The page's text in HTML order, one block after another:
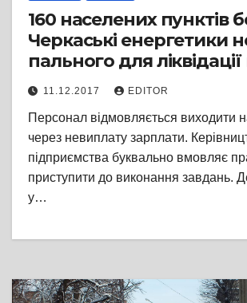
160 населених пунктів
Черкаські енергетики
пального для ліквідації
негоди
11.12.2017 EDITOR
Персонал відмовляється виходити
через невиплату зарплати.
підприємства буквально вмовляє
приступити до виконання завдань.
у…